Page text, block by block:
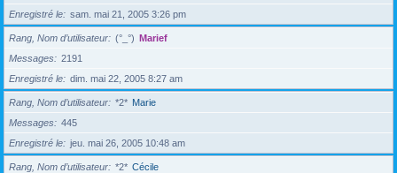
Enregistré le
sam. mai 21, 2005 3:26 pm
Rang, Nom d’utilisateur (°_°) Marief
Messages
2191
Enregistré le
dim. mai 22, 2005 8:27 am
Rang, Nom d’utilisateur *2* Marie
Messages
445
Enregistré le
jeu. mai 26, 2005 10:48 am
Rang, Nom d’utilisateur *2* Cécile